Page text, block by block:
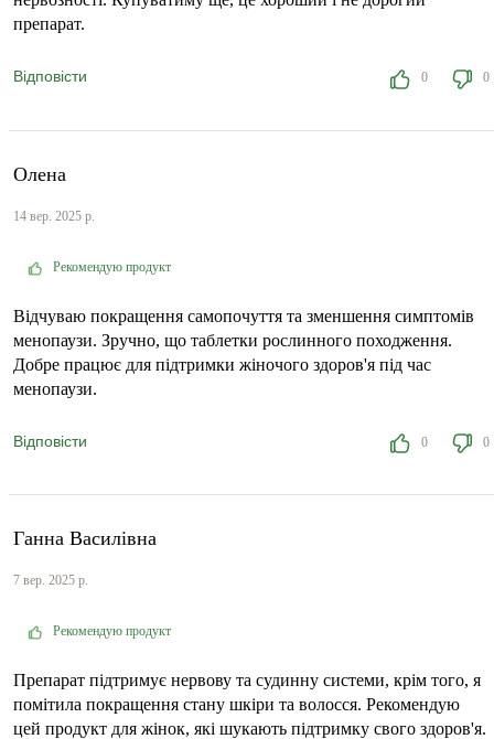
препарат.
Відповісти 0 0
Олена
14 вер. 2025 р.
Рекомендую продукт
Відчуваю покращення самопочуття та зменшення симптомів
менопаузи. Зручно, що таблетки рослинного походження.
Добре працює для підтримки жіночого здоров'я під час
менопаузи.
Відповісти 0 0
Ганна Василівна
7 вер. 2025 р.
Рекомендую продукт
Препарат підтримує нервову та судинну системи, крім того, я
помітила покращення стану шкіри та волосся. Рекомендую
цей продукт для жінок, які шукають підтримку свого здоров'я.